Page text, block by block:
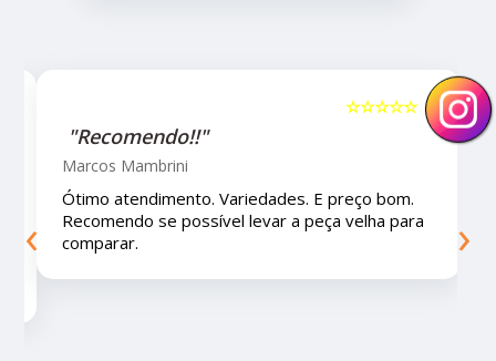
E preço bom.
velha para
"Recomendo!!!"
Ótimo lugar, vendedores super
educados e preços muito bons!
‹ ›